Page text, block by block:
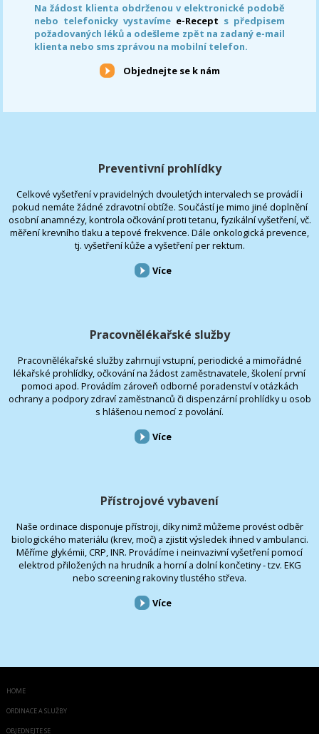
Na žádost klienta obdrženou v elektronické podobě
nebo telefonicky vystavíme e-Recept s předpisem
požadovaných léků a odešleme zpět na zadaný e-mail
klienta nebo sms zprávou na mobilní telefon.
Objednejte se k nám
Preventivní prohlídky
Celkové vyšetření v pravidelných dvouletých intervalech se provádí i
pokud nemáte žádné zdravotní obtíže. Součástí je mimo jiné doplnění
osobní anamnézy, kontrola očkování proti tetanu, fyzikální vyšetření, vč.
měření krevního tlaku a tepové frekvence. Dále onkologická prevence,
tj. vyšetření kůže a vyšetření per rektum.
Více
Pracovnělékařské služby
Pracovnělékařské služby zahrnují vstupní, periodické a mimořádné
lékařské prohlídky, očkování na žádost zaměstnavatele, školení první
pomoci apod. Provádím zároveň odborné poradenství v otázkách
ochrany a podpory zdraví zaměstnanců či dispenzární prohlídky u osob
s hlášenou nemocí z povolání.
Více
Přístrojové vybavení
Naše ordinace disponuje přístroji, díky nimž můžeme provést odběr
biologického materiálu (krev, moč) a zjistit výsledek ihned v ambulanci.
Měříme glykémii, CRP, INR. Provádíme i neinvazivní vyšetření pomocí
elektrod přiložených na hrudník a horní a dolní končetiny - tzv. EKG
nebo screening rakoviny tlustého střeva.
Více
HOME
ORDINACE A SLUŽBY
OBJEDNEJTE SE